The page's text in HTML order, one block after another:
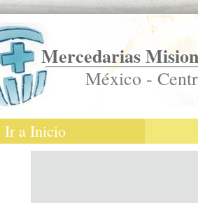
Mercedarias
México -
Ir a Inicio